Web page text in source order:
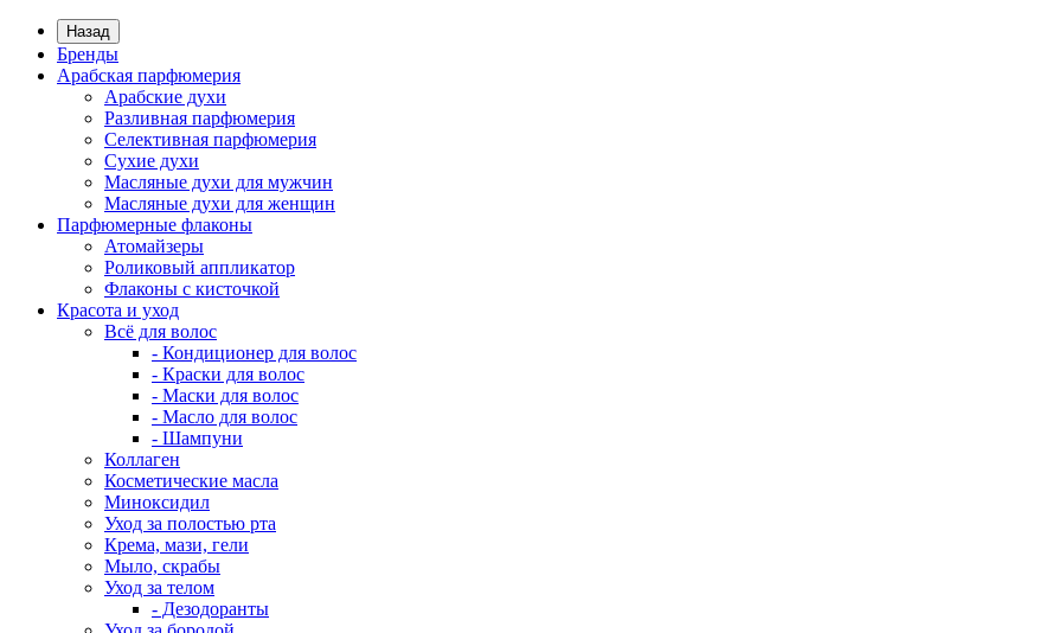
Назад
Бренды
Арабская парфюмерия
Арабские духи
Разливная парфюмерия
Селективная парфюмерия
Сухие духи
Масляные духи для мужчин
Масляные духи для женщин
Парфюмерные флаконы
Атомайзеры
Роликовый аппликатор
Флаконы с кисточкой
Красота и уход
Всё для волос
- Кондиционер для волос
- Краски для волос
- Маски для волос
- Масло для волос
- Шампуни
Коллаген
Косметические масла
Миноксидил
Уход за полостью рта
Крема, мази, гели
Мыло, скрабы
Уход за телом
- Дезодоранты